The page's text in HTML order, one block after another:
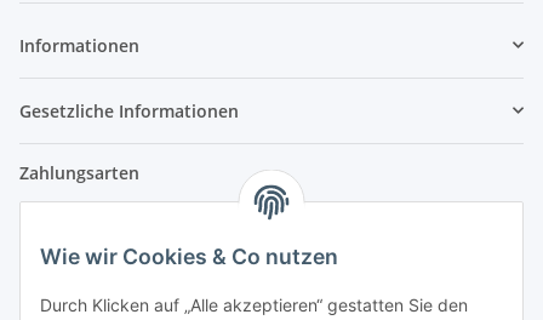
Wie wir Cookies & Co nutzen
Durch Klicken auf „Alle akzeptieren“ gestatten Sie den
Informationen
Gesetzliche Informationen
Zahlungsarten
Versandpartner